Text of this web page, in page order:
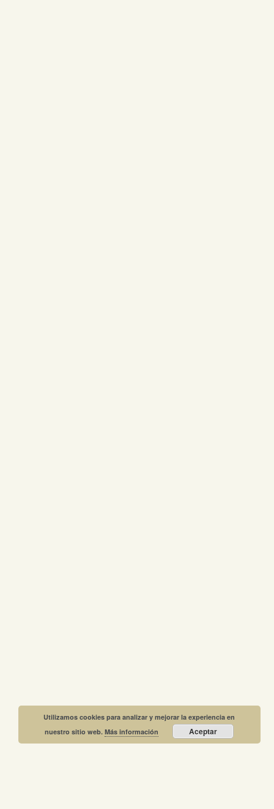
Utilizamos cookies para analizar y mejorar la experiencia en
nuestro sitio web.Más información Aceptar